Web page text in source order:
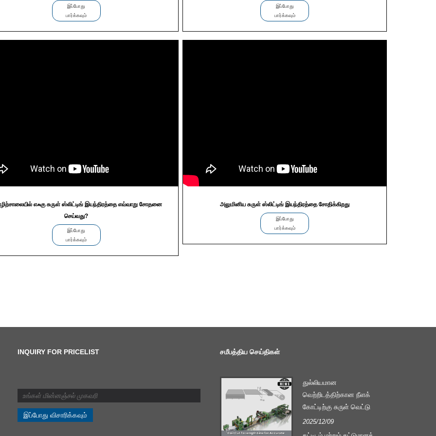
இப்போது
பார்க்கவும்
இப்போது
பார்க்கவும்
எஃகு சுருள் ஸ்லிட்டிங் இயந்திரத்தை எவ்வாறு சோதனை
செய்வது?
இப்போது
பார்க்கவும்
அலுமினிய சுருள் ஸ்லிட்டிங் இயந்திரத்தை சோதிக்கிறது
இப்போது
பார்க்கவும்
INQUIRY FOR PRICELIST சமீபத்திய செய்திகள்
துல்லியமான
வெற்றிடத்திற்கான நீளக்
கோட்டிற்கு சுருள் வெட்டு
2025/12/09